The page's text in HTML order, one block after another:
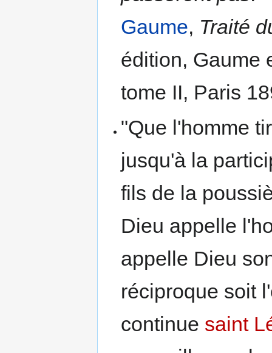
Gaume, Traité
édition, Gaume
tome II, Paris
"Que l'homme
jusqu'à la
fils de la
Dieu appelle
appelle Dieu
réciproque soit
continue saint